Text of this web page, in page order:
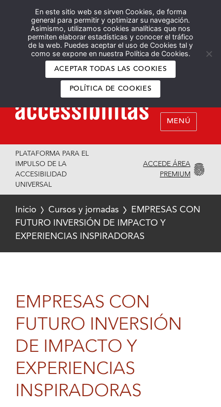
En este sitio web se sirven Cookies, de forma
general para permitir y optimizar su navegación.
Asimismo, utilizamos cookies analíticas que nos
permiten elaborar estadísticas y conocer el tráfico
de la web. Puedes aceptar el uso de Cookies tal y
como se expone en nuestra Política de Cookies.
ACEPTAR TODAS LAS COOKIES
POLÍTICA DE COOKIES
Español English
MENÚ
PLATAFORMA PARA EL
IMPULSO DE LA
ACCESIBILIDAD
UNIVERSAL
ACCEDE ÁREA
PREMIUM
Inicio Cursos y jornadas
EMPRESAS CON
FUTURO INVERSIÓN DE IMPACTO Y
EXPERIENCIAS INSPIRADORAS
EMPRESAS CON
FUTURO INVERSIÓN
DE IMPACTO Y
EXPERIENCIAS
INSPIRADORAS